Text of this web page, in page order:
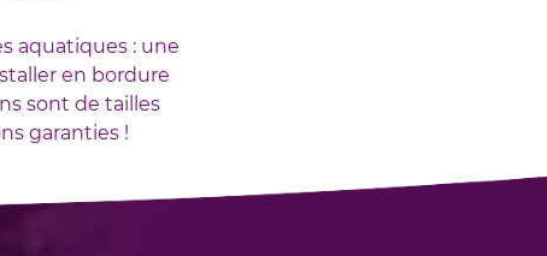
aquatiques : une
en bordure
sont de tailles
garanties !